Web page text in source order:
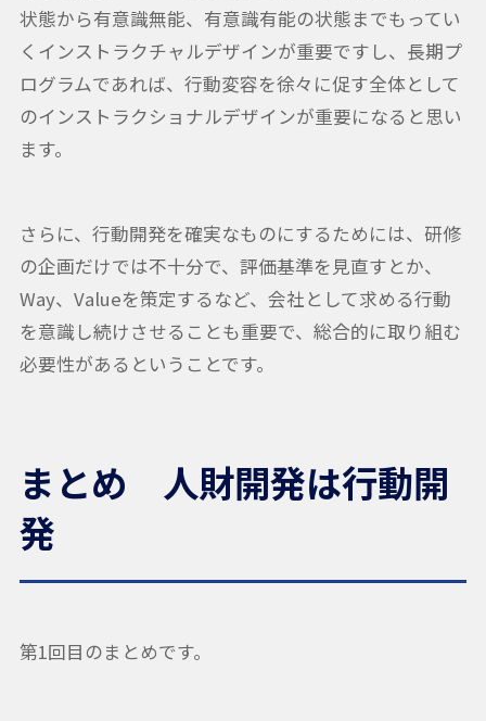
状態から有意識無能、有意識有能の状態までもってい
くインストラクチャルデザインが重要ですし、長期プ
ログラムであれば、行動変容を徐々に促す全体として
のインストラクショナルデザインが重要になると思い
ます。
さらに、行動開発を確実なものにするためには、研修
の企画だけでは不十分で、評価基準を見直すとか、
Way、Valueを策定するなど、会社として求める行動
を意識し続けさせることも重要で、総合的に取り組む
必要性があるということです。
まとめ 人財開発は行動開
発
第1回目のまとめです。